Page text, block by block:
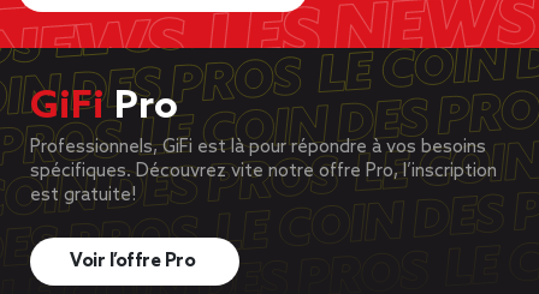
GiFiPro
Professionnels, GiFi est là pour répondre à vos besoins
spécifiques. Découvrez vite notre offre Pro, l’inscription
est gratuite!
Voir l’offre Pro